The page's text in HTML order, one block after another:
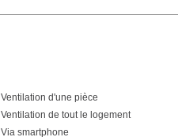
Ventilation d'une pièce
Ventilation de tout le logement
Via smartphone